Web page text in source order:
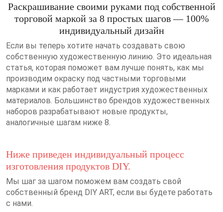
Раскрашивание своими руками под собственной
торговой маркой за 8 простых шагов — 100%
индивидуальный дизайн
Если вы теперь хотите начать создавать свою
собственную художественную линию. Это идеальная
статья, которая поможет вам лучше понять, как мы
производим окраску под частными торговыми
марками и как работает индустрия художественных
материалов. Большинство брендов художественных
наборов разрабатывают новые продукты,
аналогичные шагам ниже 8.
Ниже приведен индивидуальный процесс
изготовления продуктов DIY.
Мы шаг за шагом поможем вам создать свой
собственный бренд DIY ART, если вы будете работать
с нами.